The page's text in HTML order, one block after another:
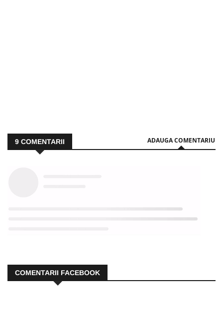
9 COMENTARII ADAUGA COMENTARIU
COMENTARII FACEBOOK